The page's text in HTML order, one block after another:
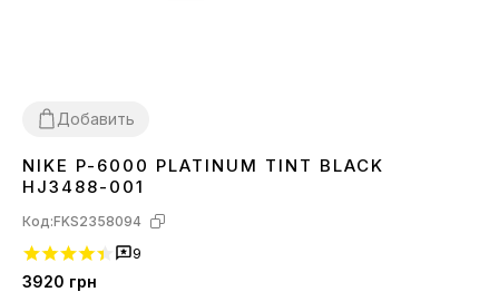
Добавить
3637 38 3940 41 42 4344 45
NIKE P-6000 PLATINUM TINT BLACK
HJ3488-001
Код:FKS2358094
9
3920 грн